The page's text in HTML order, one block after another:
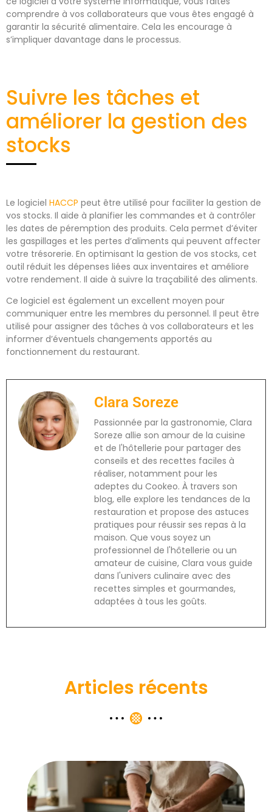
comprendre à vos collaborateurs que vous êtes engagé à
garantir la sécurité alimentaire. Cela les encourage à
s’impliquer davantage dans le processus.
Suivre les tâches et
améliorer la gestion des
stocks
Le logiciel HACCP peut être utilisé pour faciliter la gestion de
vos stocks. Il aide à planifier les commandes et à contrôler
les dates de péremption des produits. Cela permet d’éviter
les gaspillages et les pertes d’aliments qui peuvent affecter
votre trésorerie. En optimisant la gestion de vos stocks, cet
outil réduit les dépenses liées aux inventaires et améliore
votre rendement. Il aide à suivre la traçabilité des aliments.
Ce logiciel est également un excellent moyen pour
communiquer entre les membres du personnel. Il peut être
utilisé pour assigner des tâches à vos collaborateurs et les
informer d’éventuels changements apportés au
fonctionnement du restaurant.
Clara Soreze
Passionnée par la gastronomie, Clara
Soreze allie son amour de la cuisine
et de l'hôtellerie pour partager des
conseils et des recettes faciles à
réaliser, notamment pour les
adeptes du Cookeo. À travers son
blog, elle explore les tendances de la
restauration et propose des astuces
pratiques pour réussir ses repas à la
maison. Que vous soyez un
professionnel de l'hôtellerie ou un
amateur de cuisine, Clara vous guide
dans l'univers culinaire avec des
recettes simples et gourmandes,
adaptées à tous les goûts.
Articles récents